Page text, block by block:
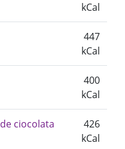
kCal
447
kCal
400
kCal
ciocolata
426
kCal